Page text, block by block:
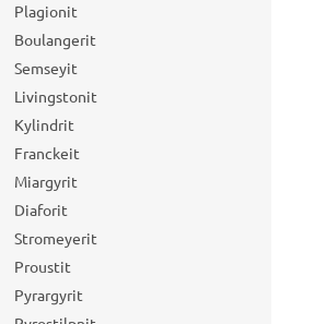
Plagionit
Boulangerit
Semseyit
Livingstonit
Kylindrit
Franckeit
Miargyrit
Diaforit
Stromeyerit
Proustit
Pyrargyrit